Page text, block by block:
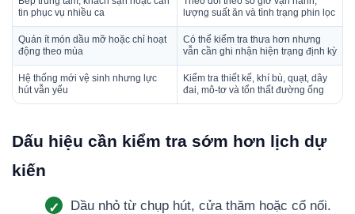
tin phục vụ nhiều ca
lượng suất ăn và tình trạng phin lọc
Quán ít món dầu mỡ hoặc chỉ hoạt
động theo mùa
Có thể kiểm tra thưa hơn nhưng
vẫn cần ghi nhận hiện trạng định kỳ
Hệ thống mới vệ sinh nhưng lực
hút vẫn yếu
Kiểm tra thiết kế, khí bù, quạt, dây
đai, mô-tơ và tổn thất đường ống
Dấu hiệu cần kiểm tra sớm hơn lịch dự
kiến
Dầu nhỏ từ chụp hút, cửa thăm hoặc cổ nối.